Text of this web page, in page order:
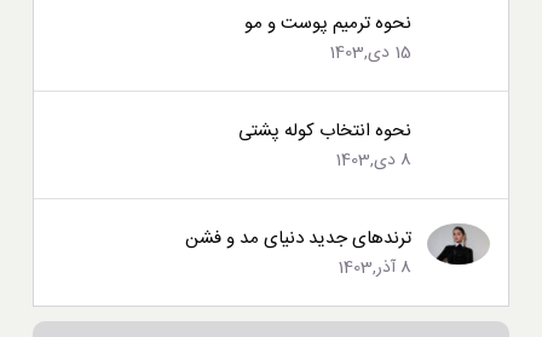
نحوه ترمیم پوست و مو
15 دی,1403
نحوه انتخاب کوله پشتی
8 دی,1403
ترند‌های جدید دنیای مد و فشن
8 آذر,1403